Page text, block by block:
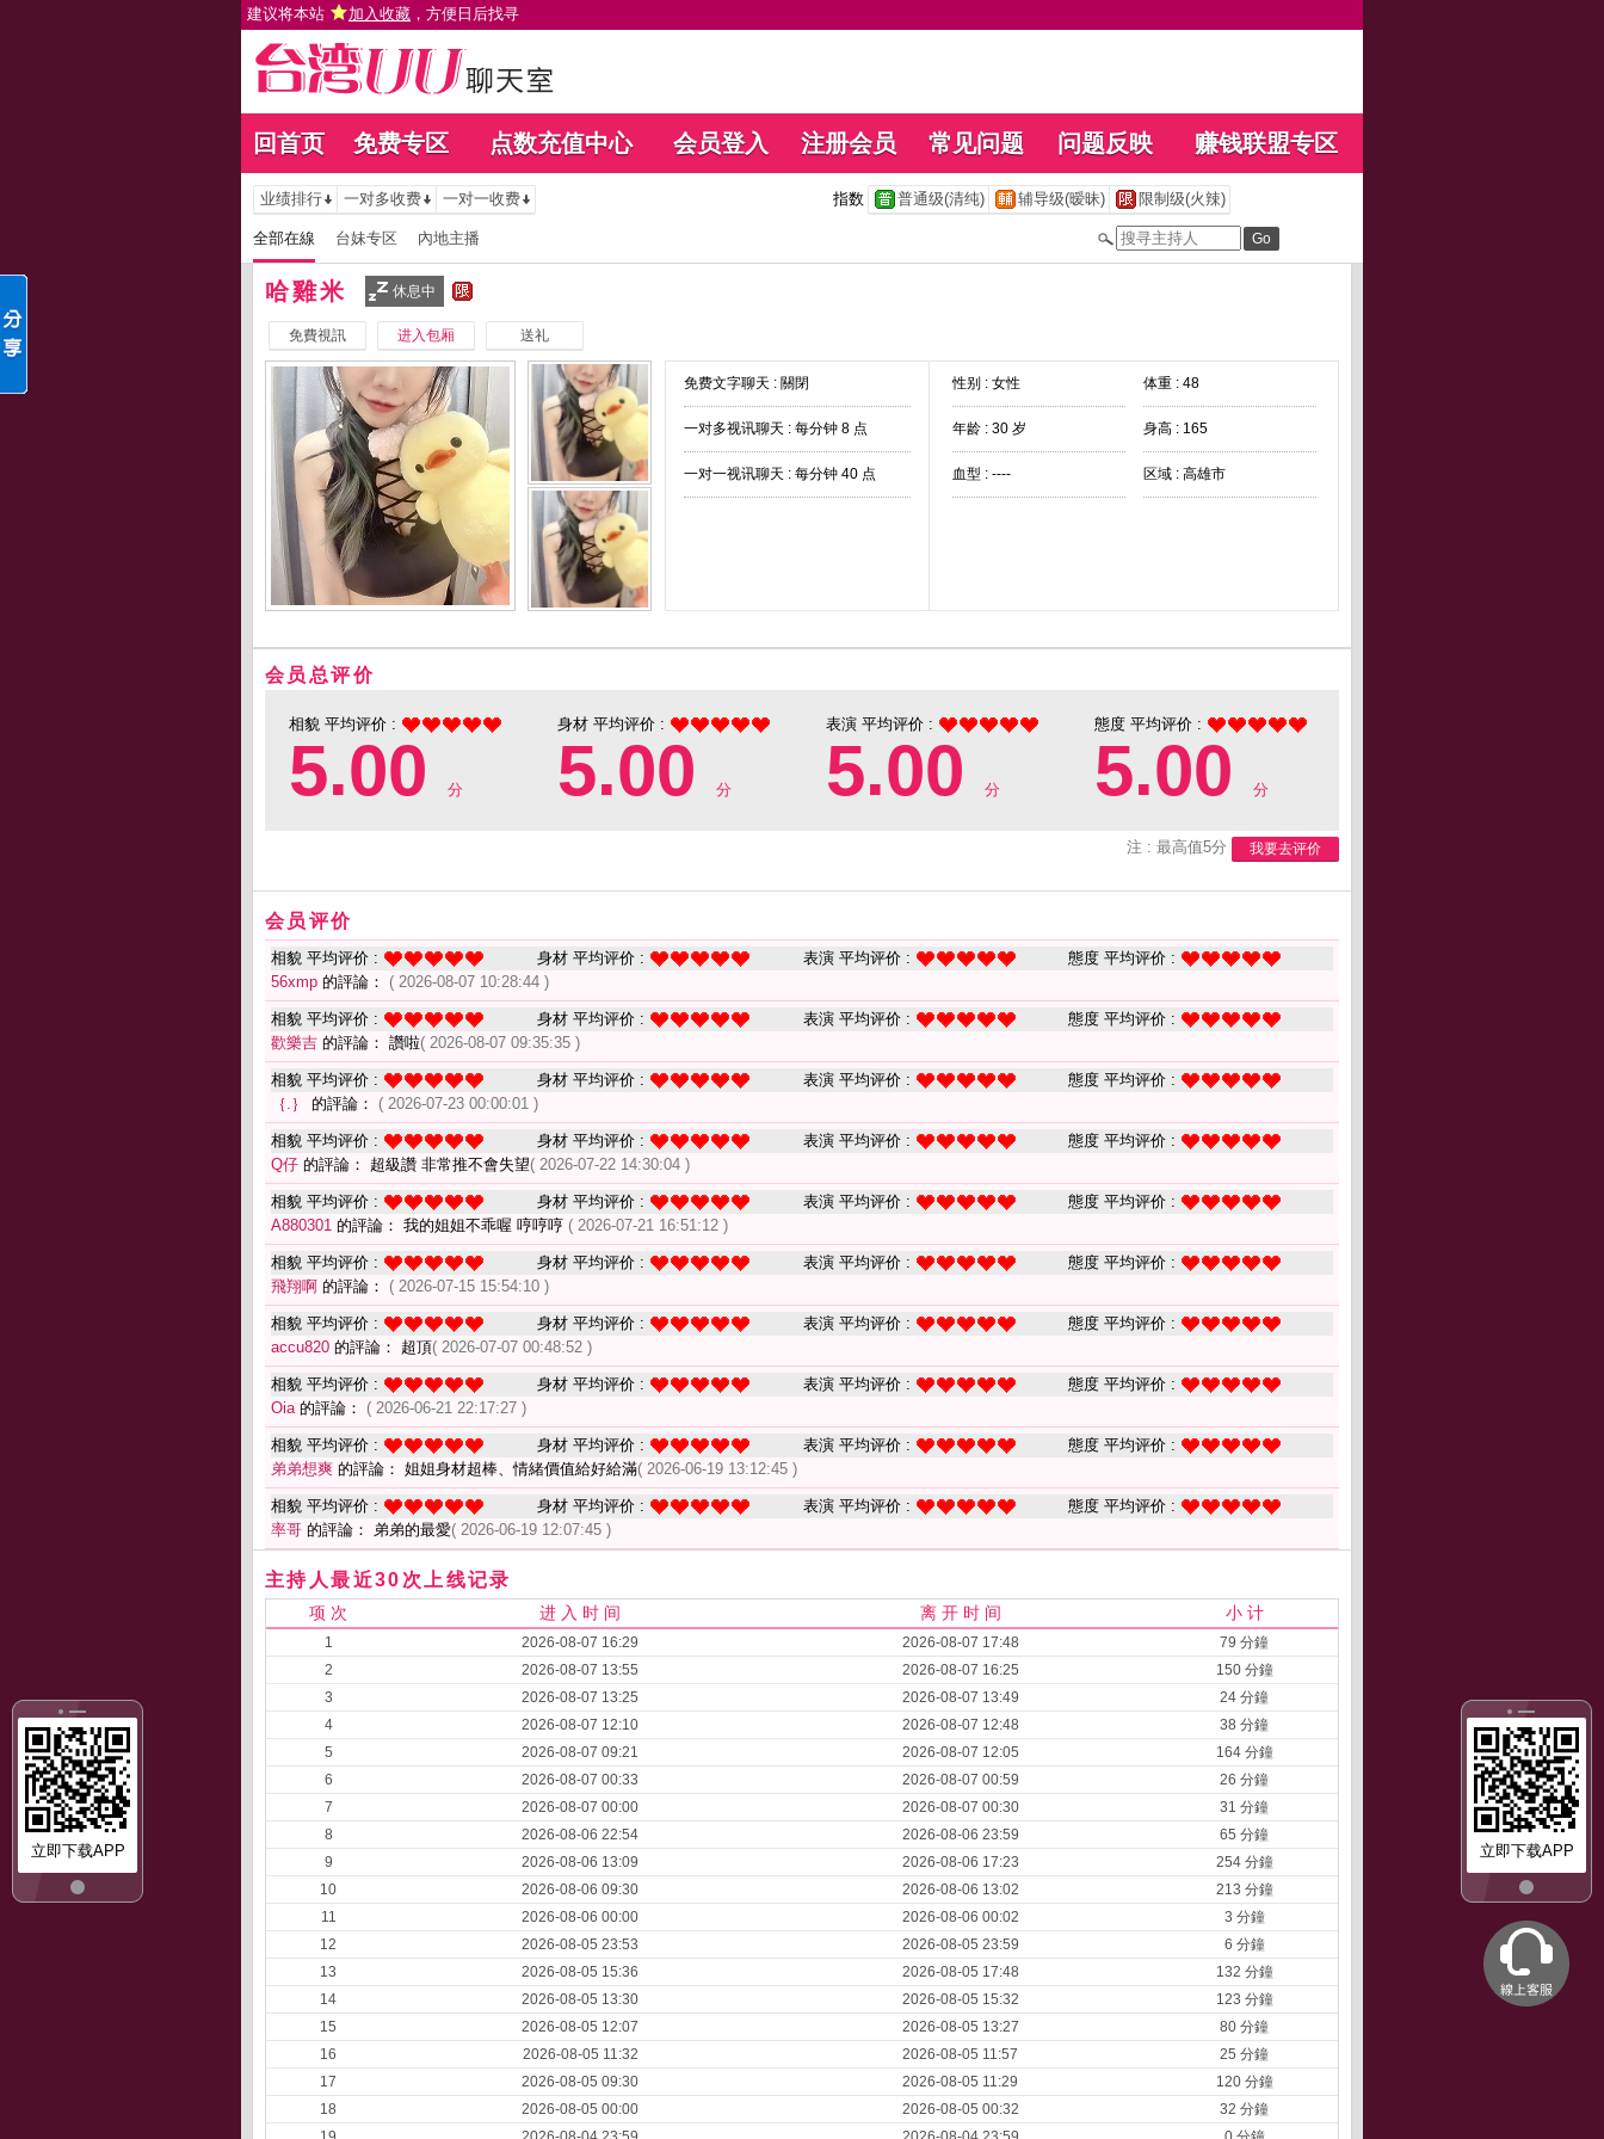
建议将本站 加入收藏 ，方便日后找寻
回首页 免费专区 点数充值中心 会员登入 注册会员 常见问题 问题反映 赚钱联盟专区
立即下载APP
立即下载APP
业绩排行 一对多收费 一对一收费 指数 普通级(清纯) 辅导级(暧昧) 限制级(火辣)
全部在線 台妹专区 內地主播
哈雞米 休息中
免費視訊 进入包厢 送礼
免费文字聊天 : 關閉
一对多视讯聊天 : 每分钟 8 点
一对一视讯聊天 : 每分钟 40 点
性别 : 女性 体重 : 48
年龄 : 30 岁 身高 : 165
血型 : ---- 区域 : 高雄市
会员总评价
相貌 平均评价 :
5.00 分
身材 平均评价 :
5.00 分
表演 平均评价 :
5.00 分
態度 平均评价 :
5.00 分
注 : 最高值5分 我要去评价
会员评价
相貌 平均评价 : 身材 平均评价 : 表演 平均评价 :
態度 平均评价 :
56xmp 的評論： ( 2026-08-07 10:28:44 )
相貌 平均评价 : 身材 平均评价 : 表演 平均评价 :
態度 平均评价 :
歡樂吉 的評論： 讚啦( 2026-08-07 09:35:35 )
相貌 平均评价 : 身材 平均评价 : 表演 平均评价 :
態度 平均评价 :
｛.｝
的評論： ( 2026-07-23 00:00:01 )
相貌 平均评价 : 身材 平均评价 : 表演 平均评价 :
態度 平均评价 :
Q仔 的評論： 超級讚 非常推不會失望( 2026-07-22 14:30:04 )
相貌 平均评价 : 身材 平均评价 : 表演 平均评价 :
態度 平均评价 :
A880301 的評論： 我的姐姐不乖喔 哼哼哼 ( 2026-07-21 16:51:12 )
相貌 平均评价 : 身材 平均评价 : 表演 平均评价 :
態度 平均评价 :
飛翔啊 的評論： ( 2026-07-15 15:54:10 )
相貌 平均评价 : 身材 平均评价 : 表演 平均评价 :
態度 平均评价 :
accu820 的評論： 超頂( 2026-07-07 00:48:52 )
相貌 平均评价 : 身材 平均评价 : 表演 平均评价 :
態度 平均评价 :
Oia的評論： ( 2026-06-21 22:17:27 )
相貌 平均评价 : 身材 平均评价 : 表演 平均评价 :
態度 平均评价 :
弟弟想爽 的評論： 姐姐身材超棒、情緒價值給好給滿( 2026-06-19 13:12:45 )
相貌 平均评价 : 身材 平均评价 : 表演 平均评价 :
態度 平均评价 :
率哥 的評論： 弟弟的最愛( 2026-06-19 12:07:45 )
主持人最近30次上线记录
项 次 进 入 时 间 离 开 时 间 小 计
1 2026-08-07 16:29 2026-08-07 17:48
79 分鐘
2
2026-08-07 13:55 2026-08-07 16:25
150 分鐘
3
2026-08-07 13:25 2026-08-07 13:49
24 分鐘
4
2026-08-07 12:10 2026-08-07 12:48
38 分鐘
5
2026-08-07 09:21 2026-08-07 12:05
164 分鐘
6
2026-08-07 00:33 2026-08-07 00:59
26 分鐘
7
2026-08-07 00:00 2026-08-07 00:30
31 分鐘
8
2026-08-06 22:54 2026-08-06 23:59
65 分鐘
9
2026-08-06 13:09 2026-08-06 17:23
254 分鐘
10
2026-08-06 09:30 2026-08-06 13:02
213 分鐘
11
2026-08-06 00:00 2026-08-06 00:02
3 分鐘
12
2026-08-05 23:53 2026-08-05 23:59
6 分鐘
13
2026-08-05 15:36 2026-08-05 17:48
132 分鐘
14
2026-08-05 13:30 2026-08-05 15:32
123 分鐘
15
2026-08-05 12:07 2026-08-05 13:27
80 分鐘
16
2026-08-05 11:32 2026-08-05 11:57
25 分鐘
17
2026-08-05 09:30 2026-08-05 11:29
120 分鐘
18
2026-08-05 00:00 2026-08-05 00:32
32 分鐘